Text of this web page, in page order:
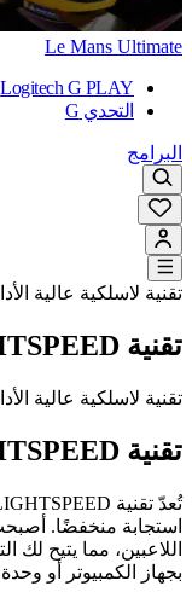
Le Mans Ultimate
Logitech G PLAY
التحدي G
البرامج
تقنية لاسلكية عالية
تقنية LIGHTSPEED
تقنية لاسلكية عالية
تقنية LIGHTSPEED
استجابة منخفضًا.
اللاعبين، مما يتيح
بجهاز الكمبيوتر أو